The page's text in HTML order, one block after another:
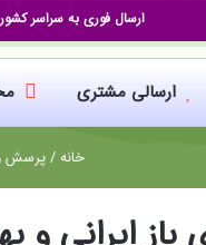
ارسال فوری به سراسر کشور
ارسالی مشتری
خانه/پرسش